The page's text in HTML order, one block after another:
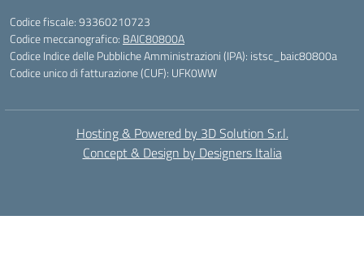
Codice fiscale: 93360210723
Codice meccanografico: BAIC80800A
Codice Indice delle Pubbliche Amministrazioni (IPA): istsc_baic80800a
Codice unico di fatturazione (CUF): UFK0WW
Hosting & Powered by 3D Solution S.r.l.
Concept & Design by Designers Italia